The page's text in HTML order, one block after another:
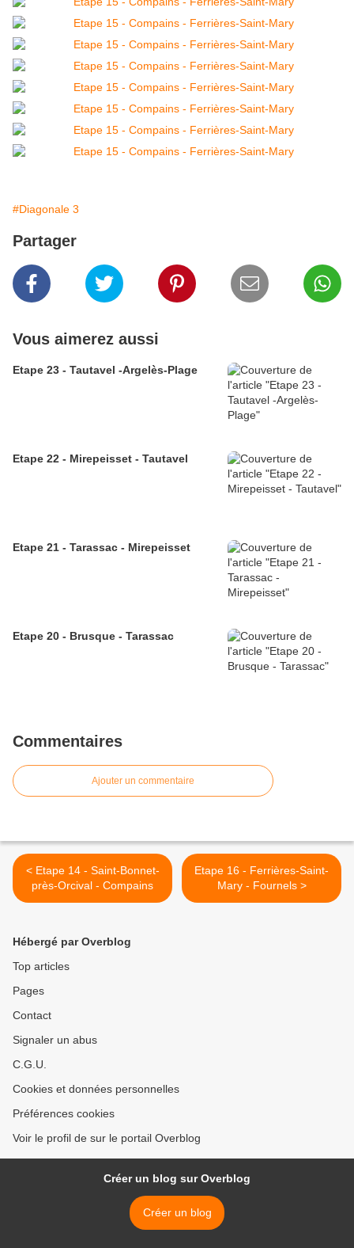
#Diagonale 3
Partager
Vous aimerez aussi
Etape 23 - Tautavel -Argelès-Plage
Etape 22 - Mirepeisset - Tautavel
Etape 21 - Tarassac - Mirepeisset
Etape 20 - Brusque - Tarassac
Commentaires
Ajouter un commentaire
< Etape 14 - Saint-Bonnet-
près-Orcival - Compains
Etape 16 - Ferrières-Saint-
Mary - Fournels >
Hébergé par Overblog
Top articles
Pages
Contact
Signaler un abus
C.G.U.
Cookies et données personnelles
Préférences cookies
Voir le profil de sur le portail Overblog
Créer un blog sur Overblog
Créer un blog